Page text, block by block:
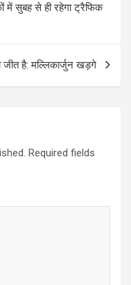
में सुबह से ही रहेगा ट्रैफिक
है: मल्लिकार्जुन खड़गे
Required fields